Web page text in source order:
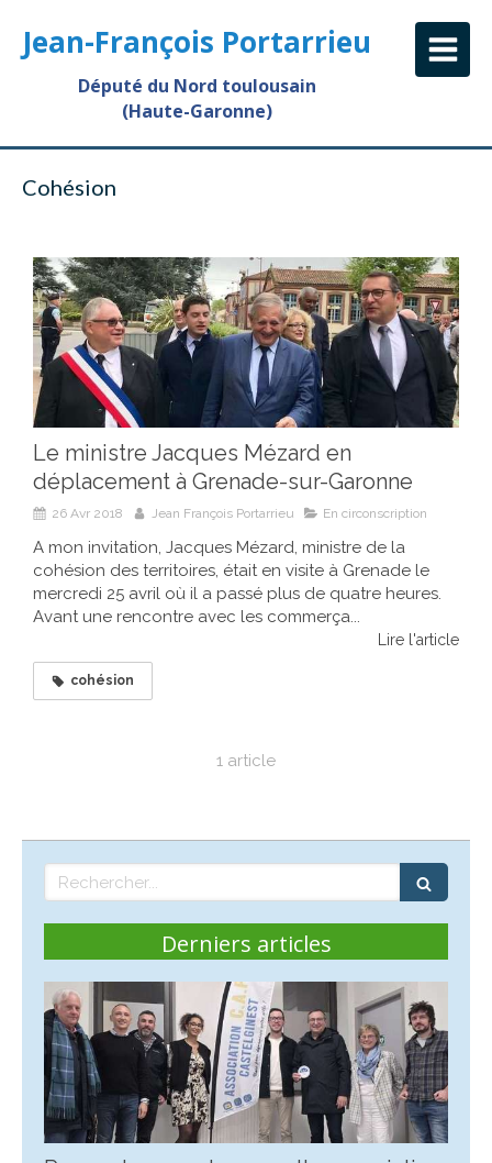
Jean-François Portarrieu
Député du Nord toulousain
(Haute-Garonne)
Cohésion
Le ministre Jacques Mézard en
déplacement à Grenade-sur-Garonne
26 Avr 2018 Jean François Portarrieu En circonscription
A mon invitation, Jacques Mézard, ministre de la
cohésion des territoires, était en visite à Grenade le
mercredi 25 avril où il a passé plus de quatre heures.
Avant une rencontre avec les commerça...
Lire l'article
cohésion
1 article
Rechercher
Derniers articles